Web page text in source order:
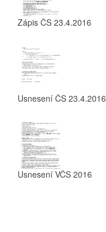
Zápis ČS 23.4.2016
Usnesení ČS 23.4.2016
Usnesení VČS 2016